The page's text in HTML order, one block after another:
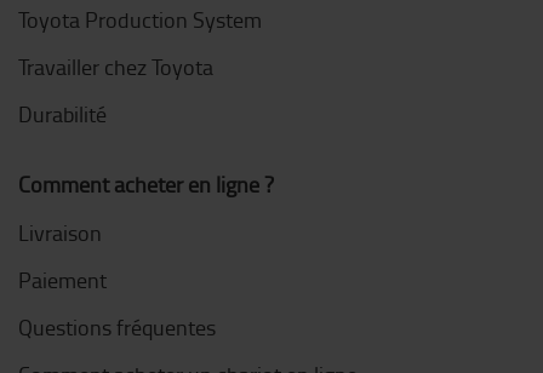
Toyota Production System
Travailler chez Toyota
Durabilité
Comment acheter en ligne ?
Livraison
Paiement
Questions fréquentes